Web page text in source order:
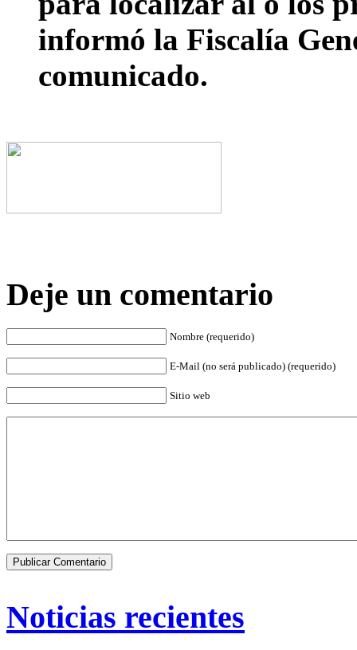
informó la Fiscalía
comunicado.
Deje un comentario
Nombre (requerido)
E-Mail (no será publicado) (requerido)
Sitio web
Noticias recientes